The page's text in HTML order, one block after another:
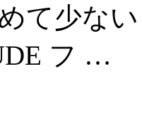
て少な
フ …